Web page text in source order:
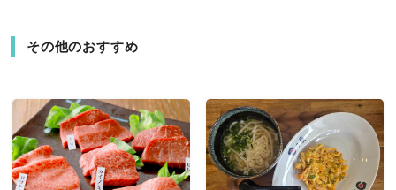
その他のおすすめ